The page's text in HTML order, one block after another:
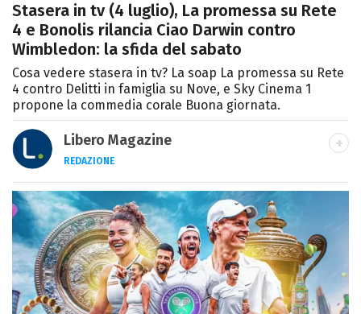
Stasera in tv (4 luglio), La promessa su Rete
4 e Bonolis rilancia Ciao Darwin contro
Wimbledon: la sfida del sabato
Cosa vedere stasera in tv? La soap La promessa su Rete
4 contro Delitti in famiglia su Nove, e Sky Cinema 1
propone la commedia corale Buona giornata.
Libero Magazine
REDAZIONE
E-MAIL
INSTAGRAM FACEBOOK
Libero Magazine è il canale del portale
Libero.it dedicato al mondo della
televisione, dello spettacolo e del gossip.